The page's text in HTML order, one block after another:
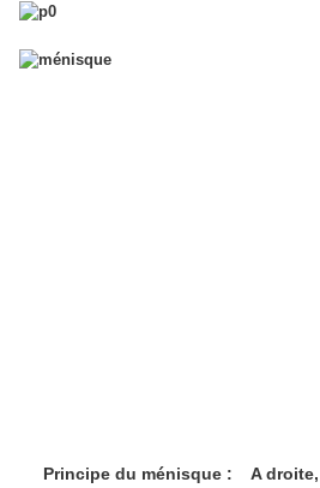
Principe du ménisque : A droite,